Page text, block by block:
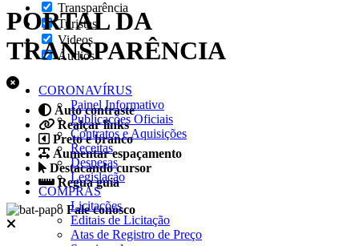
Transparência
Turistas
Videos
Áudios
Auto contraste
Realçar links
Preto e branco
Aumentar espaçamento
Destacando cursor
Regua guia
Fale conosco
PORTAL DA
TRANSPARÊNCIA
CORONAVÍRUS
Painel Informativo
Publicações Oficiais
Contratos e Aquisições
Receitas
Despesas
Legislação
COMPRAS
Licitações
Editais de Licitação
Atas de Registro de Preço